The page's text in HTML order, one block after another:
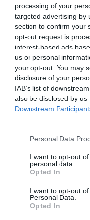
processing of your
targeted advertising by
section to confirm your
opt-out request is
interest-based ads
us or personal
your opt-out. You may
disclosure of your
IAB’s list of
also be disclosed by
Downstream
Personal Data
I want to opt-out
personal data.
Opted In
I want to opt-out
Personal Data.
Opted In
Ακολουθήστε
και μάθετε πρώτοι
Για ακόμη
ειδήσεωντου E-
Ακολουθήστε το